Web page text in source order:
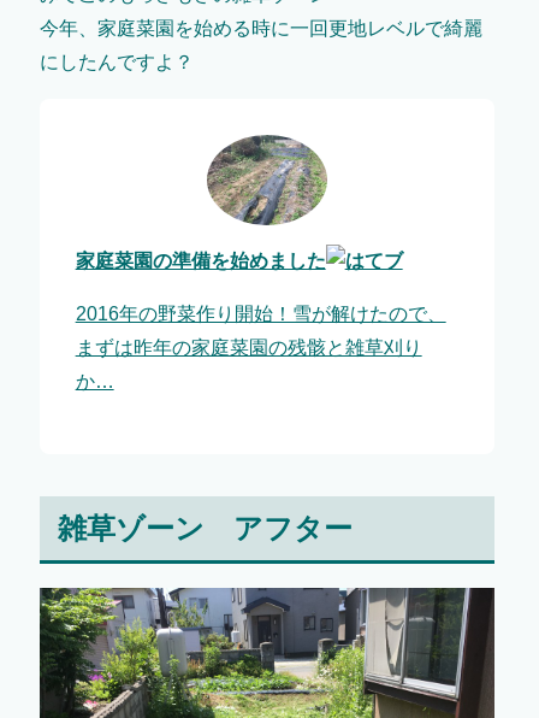
今年、家庭菜園を始める時に一回更地レベルで綺麗
にしたんですよ？
家庭菜園の準備を始めました
2016年の野菜作り開始！雪が解けたので、
まずは昨年の家庭菜園の残骸と雑草刈り
か…
雑草ゾーン アフター